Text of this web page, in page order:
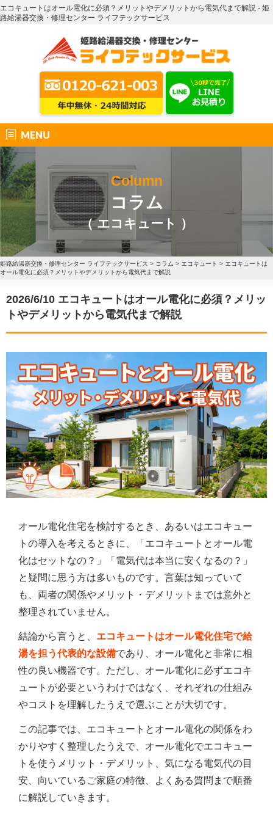
エコキュートはオール電化に必須？メリットやデメリットから電気代まで解説 - 姫
路給湯器交換・修理センター ライフテックサービス
MENU
Column
コラム
（ エコキュート ）
姫路給湯器交換・修理センター ライフテックサービス > コラム > エコキュート > エコキュートは
オール電化に必須？メリットやデメリットから電気代まで解説
2026/6/10 エコキュートはオール電化に必須？メリッ
トやデメリットから電気代まで解説
オール電化住宅を検討するとき、あるいはエコキュー
トの導入を考えるときに、「エコキュートとオール電
化はセットなの？」「電気代は本当に安くなるの？」
と疑問に思う方は多いものです。言葉は知っていて
も、両者の関係やメリット・デメリットまでは意外と
整理されていません。
結論から言うと、 エコキュートはオール電化住宅で給
湯を担う代表的な設備であり、オール電化と非常に相
性の良い機器です。ただし、オール電化に必ずエコキ
ュートが必要というわけではなく、それぞれの仕組み
やコストを理解したうえで選ぶことが大切です。
この記事では、エコキュートとオール電化の関係をわ
かりやすく整理したうえで、オール電化でエコキュー
トを使うメリット・デメリット、気になる電気代の目
安、向いているご家庭の特徴、よくある質問まで順番
に解説していきます。